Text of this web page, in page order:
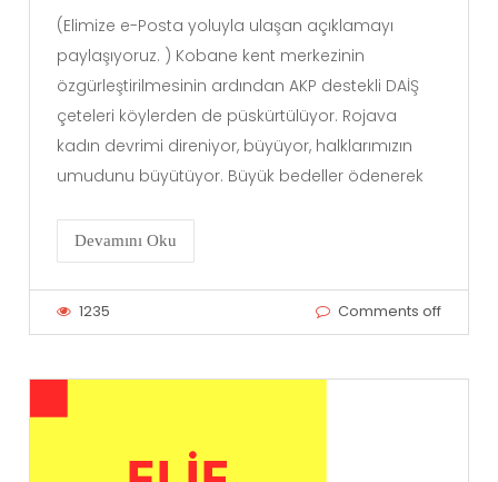
(Elimize e-Posta yoluyla ulaşan açıklamayı
paylaşıyoruz. ) Kobane kent merkezinin
özgürleştirilmesinin ardından AKP destekli DAİŞ
çeteleri köylerden de püskürtülüyor. Rojava
kadın devrimi direniyor, büyüyor, halklarımızın
umudunu büyütüyor. Büyük bedeller ödenerek
Devamını Oku
1235 Comments off